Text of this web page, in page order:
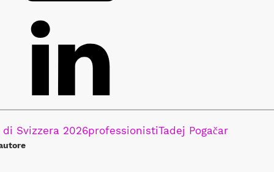
di Svizzera 2026professionistiTadej Pogačar